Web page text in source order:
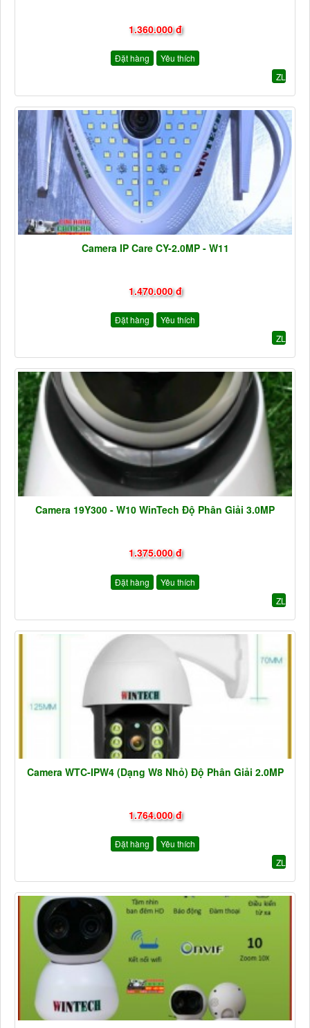
1.360.000 đ
Đặt hàng
Yêu thích
ZL
Camera IP Care CY-2.0MP - W11
1.470.000 đ
Đặt hàng
Yêu thích
ZL
Camera 19Y300 - W10 WinTech Độ Phân Giải 3.0MP
1.375.000 đ
Đặt hàng
Yêu thích
ZL
Camera WTC-IPW4 (Dạng W8 Nhỏ) Độ Phân Giải 2.0MP
1.764.000 đ
Đặt hàng
Yêu thích
ZL